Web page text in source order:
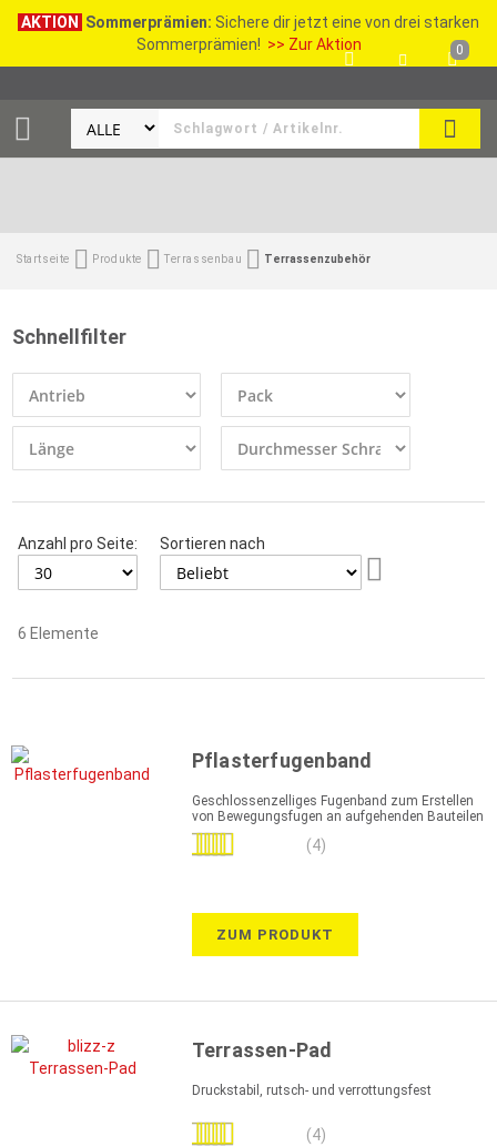
AKTION Sommerprämien: Sichere dir jetzt eine von drei starken
Sommerprämien! >> Zur Aktion 0
Startseite Produkte Terrassenbau Terrassenzubehör
Schnellfilter
Anzahl pro Seite:
Sortieren nach
6 Elemente
Pflasterfugenband
Geschlossenzelliges Fugenband zum Erstellen
von Bewegungsfugen an aufgehenden Bauteilen
Bewertung:
(4)
ZUM PRODUKT
Terrassen-Pad
Druckstabil, rutsch- und verrottungsfest
Bewertung: (4)